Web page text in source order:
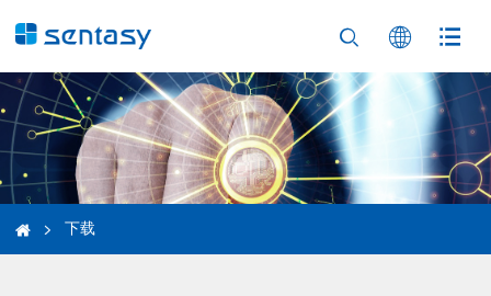
  
  下载